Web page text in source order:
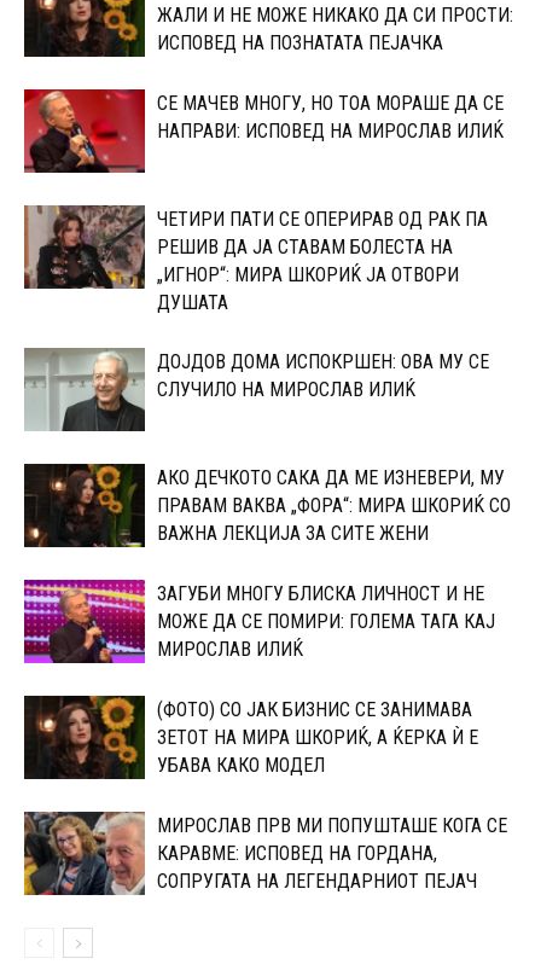
ЖАЛИ И НЕ МОЖЕ НИКАКО ДА СИ ПРОСТИ:
ИСПОВЕД НА ПОЗНАТАТА ПЕЈАЧКА
СЕ МАЧЕВ МНОГУ, НО ТОА МОРАШЕ ДА СЕ
НАПРАВИ: ИСПОВЕД НА МИРОСЛАВ ИЛИЌ
ЧЕТИРИ ПАТИ СЕ ОПЕРИРАВ ОД РАК ПА
РЕШИВ ДА ЈА СТАВАМ БОЛЕСТА НА
„ИГНОР“: МИРА ШКОРИЌ ЈА ОТВОРИ
ДУШАТА
ДОЈДОВ ДОМА ИСПОКРШЕН: ОВА МУ СЕ
СЛУЧИЛО НА МИРОСЛАВ ИЛИЌ
АКО ДЕЧКОТО САКА ДА МЕ ИЗНЕВЕРИ, МУ
ПРАВАМ ВАКВА „ФОРА“: МИРА ШКОРИЌ СО
ВАЖНА ЛЕКЦИЈА ЗА СИТЕ ЖЕНИ
ЗАГУБИ МНОГУ БЛИСКА ЛИЧНОСТ И НЕ
МОЖЕ ДА СЕ ПОМИРИ: ГОЛЕМА ТАГА КАЈ
МИРОСЛАВ ИЛИЌ
(ФОТО) СО ЈАК БИЗНИС СЕ ЗАНИМАВА
ЗЕТОТ НА МИРА ШКОРИЌ, А ЌЕРКА Ѝ Е
УБАВА КАКО МОДЕЛ
МИРОСЛАВ ПРВ МИ ПОПУШТАШЕ КОГА СЕ
КАРАВМЕ: ИСПОВЕД НА ГОРДАНА,
СОПРУГАТА НА ЛЕГЕНДАРНИОТ ПЕЈАЧ